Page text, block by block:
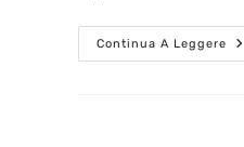
Continua A Leggere